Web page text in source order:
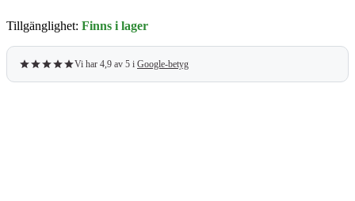
Tillgänglighet: Finns i lager
Vi har 4,9 av 5 i Google-betyg